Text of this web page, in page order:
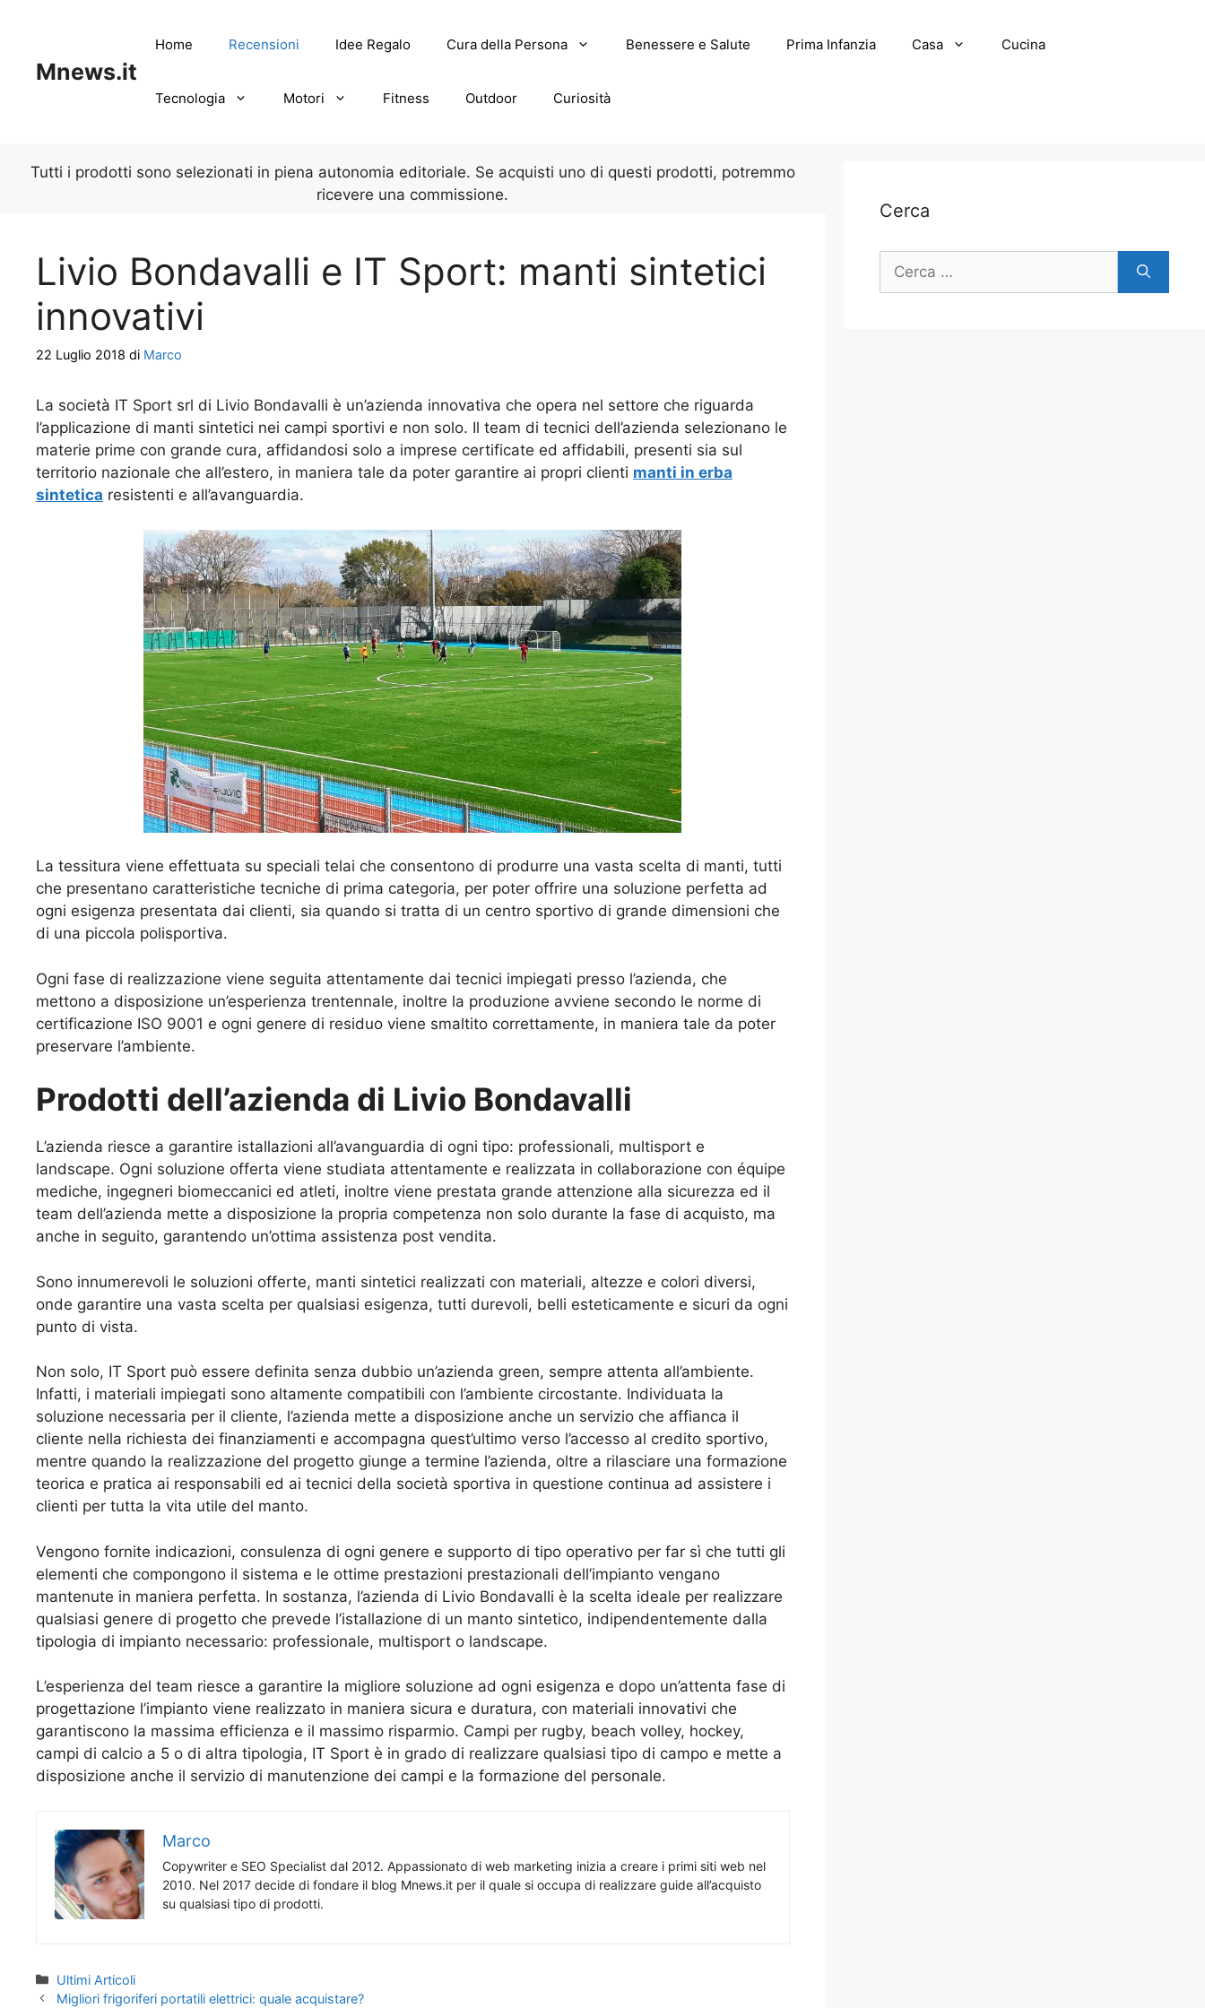
Mnews.it
Home Recensioni Idee Regalo Cura della Persona Benessere e Salute Prima Infanzia Casa Cucina
Tecnologia Motori Fitness Outdoor Curiosità
Tutti i prodotti sono selezionati in piena autonomia editoriale. Se acquisti uno di questi prodotti, potremmo
ricevere una commissione.
Livio Bondavalli e IT Sport: manti sintetici
innovativi
22 Luglio 2018 di Marco
La società IT Sport srl di Livio Bondavalli è un’azienda innovativa che opera nel settore che riguarda
l’applicazione di manti sintetici nei campi sportivi e non solo. Il team di tecnici dell’azienda selezionano le
materie prime con grande cura, affidandosi solo a imprese certificate ed affidabili, presenti sia sul
territorio nazionale che all’estero, in maniera tale da poter garantire ai propri clienti manti in erba
sintetica resistenti e all’avanguardia.
La tessitura viene effettuata su speciali telai che consentono di produrre una vasta scelta di manti, tutti
che presentano caratteristiche tecniche di prima categoria, per poter offrire una soluzione perfetta ad
ogni esigenza presentata dai clienti, sia quando si tratta di un centro sportivo di grande dimensioni che
di una piccola polisportiva.
Ogni fase di realizzazione viene seguita attentamente dai tecnici impiegati presso l’azienda, che
mettono a disposizione un’esperienza trentennale, inoltre la produzione avviene secondo le norme di
certificazione ISO 9001 e ogni genere di residuo viene smaltito correttamente, in maniera tale da poter
preservare l’ambiente.
Prodotti dell’azienda di Livio Bondavalli
L’azienda riesce a garantire istallazioni all’avanguardia di ogni tipo: professionali, multisport e
landscape. Ogni soluzione offerta viene studiata attentamente e realizzata in collaborazione con équipe
mediche, ingegneri biomeccanici ed atleti, inoltre viene prestata grande attenzione alla sicurezza ed il
team dell’azienda mette a disposizione la propria competenza non solo durante la fase di acquisto, ma
anche in seguito, garantendo un’ottima assistenza post vendita.
Sono innumerevoli le soluzioni offerte, manti sintetici realizzati con materiali, altezze e colori diversi,
onde garantire una vasta scelta per qualsiasi esigenza, tutti durevoli, belli esteticamente e sicuri da ogni
punto di vista.
Non solo, IT Sport può essere definita senza dubbio un’azienda green, sempre attenta all’ambiente.
Infatti, i materiali impiegati sono altamente compatibili con l’ambiente circostante. Individuata la
soluzione necessaria per il cliente, l’azienda mette a disposizione anche un servizio che affianca il
cliente nella richiesta dei finanziamenti e accompagna quest’ultimo verso l’accesso al credito sportivo,
mentre quando la realizzazione del progetto giunge a termine l’azienda, oltre a rilasciare una formazione
teorica e pratica ai responsabili ed ai tecnici della società sportiva in questione continua ad assistere i
clienti per tutta la vita utile del manto.
Vengono fornite indicazioni, consulenza di ogni genere e supporto di tipo operativo per far sì che tutti gli
elementi che compongono il sistema e le ottime prestazioni prestazionali dell’impianto vengano
mantenute in maniera perfetta. In sostanza, l’azienda di Livio Bondavalli è la scelta ideale per realizzare
qualsiasi genere di progetto che prevede l’istallazione di un manto sintetico, indipendentemente dalla
tipologia di impianto necessario: professionale, multisport o landscape.
L’esperienza del team riesce a garantire la migliore soluzione ad ogni esigenza e dopo un’attenta fase di
progettazione l’impianto viene realizzato in maniera sicura e duratura, con materiali innovativi che
garantiscono la massima efficienza e il massimo risparmio. Campi per rugby, beach volley, hockey,
campi di calcio a 5 o di altra tipologia, IT Sport è in grado di realizzare qualsiasi tipo di campo e mette a
disposizione anche il servizio di manutenzione dei campi e la formazione del personale.
Marco
Copywriter e SEO Specialist dal 2012. Appassionato di web marketing inizia a creare i primi siti web nel
2010. Nel 2017 decide di fondare il blog Mnews.it per il quale si occupa di realizzare guide all’acquisto
su qualsiasi tipo di prodotti.
Categorie
Ultimi Articoli
Migliori frigoriferi portatili elettrici: quale acquistare?
Cerca
Ricerca